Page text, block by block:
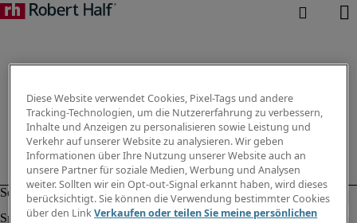
Diese Website verwendet Cookies, Pixel-Tags und andere
Tracking-Technologien, um die Nutzererfahrung zu verbessern,
Inhalte und Anzeigen zu personalisieren sowie Leistung und
Verkehr auf unserer Website zu analysieren. Wir geben
Informationen über Ihre Nutzung unserer Website auch an
unsere Partner für soziale Medien, Werbung und Analysen
weiter. Sollten wir ein Opt-out-Signal erkannt haben, wird dieses
berücksichtigt. Sie können die Verwendung bestimmter Cookies
über den LinkVerkaufen oder teilen Sie meine persönlichen